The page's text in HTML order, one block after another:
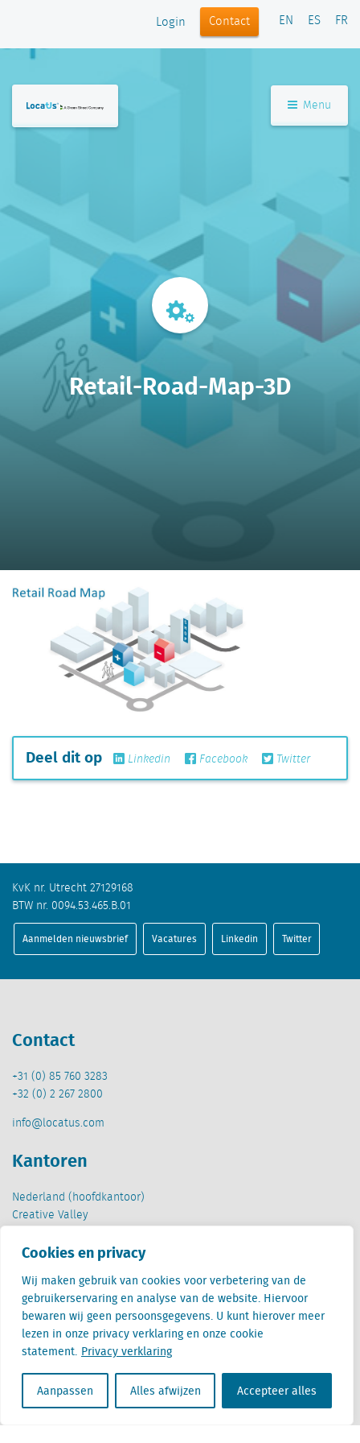
Cookies en privacy
Wij maken gebruik van cookies voor verbetering van de
gebruikerservaring en analyse van de website. Hiervoor
bewaren wij geen persoonsgegevens. U kunt hierover meer
lezen in onze privacy verklaring en onze cookie
statement. Privacy verklaring
Aanpassen Alles afwijzen Accepteer alles
Login Contact EN ES FR
Menu
Retail-Road-Map-3D
Deel dit op Linkedin Facebook Twitter
KvK nr. Utrecht 27129168
BTW nr. 0094.53.465.B.01
Aanmelden nieuwsbrief Vacatures Linkedin Twitter
Contact
+31 (0) 85 760 3283
+32 (0) 2 267 2800
info@locatus.com
Kantoren
Nederland (hoofdkantoor)
Creative Valley
3511 ED Utrecht
België
Cantersteen 47
1000 Brussel